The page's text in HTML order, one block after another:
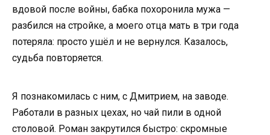
вдовой после войны, бабка похоронила мужа —
разбился на стройке, а моего отца мать в три года
потеряла: просто ушёл и не вернулся. Казалось,
судьба повторяется.
Я познакомилась с ним, с Дмитрием, на заводе.
Работали в разных цехах, но чай пили в одной
столовой. Роман закрутился быстро: скромные